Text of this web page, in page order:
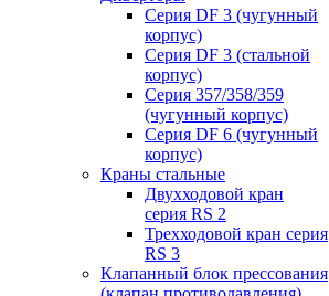
Серия DF 3 (чугунный
корпус)
Серия DF 3 (стальной
корпус)
Серия 357/358/359
(чугунный корпус)
Серия DF 6 (чугунный
корпус)
Краны стальные
Двухходовой кран
серия RS 2
Трехходовой кран серия
RS 3
Клапанный блок прессования